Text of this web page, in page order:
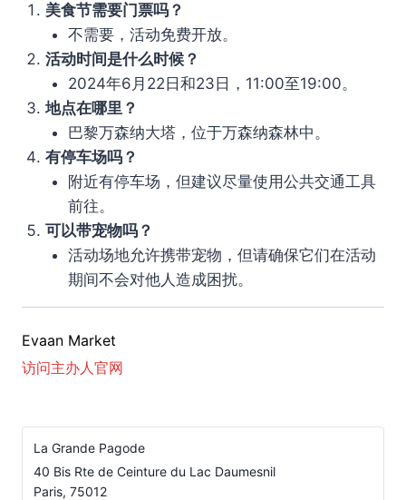
美食节需要门票吗？
不需要，活动免费开放。
活动时间是什么时候？
2024年6月22日和23日，11:00至19:00。
地点在哪里？
巴黎万森纳大塔，位于万森纳森林中。
有停车场吗？
附近有停车场，但建议尽量使用公共交通工具
前往。
可以带宠物吗？
活动场地允许携带宠物，但请确保它们在活动
期间不会对他人造成困扰。
Evaan Market
访问主办人官网
La Grande Pagode
40 Bis Rte de Ceinture du Lac Daumesnil
Paris, 75012